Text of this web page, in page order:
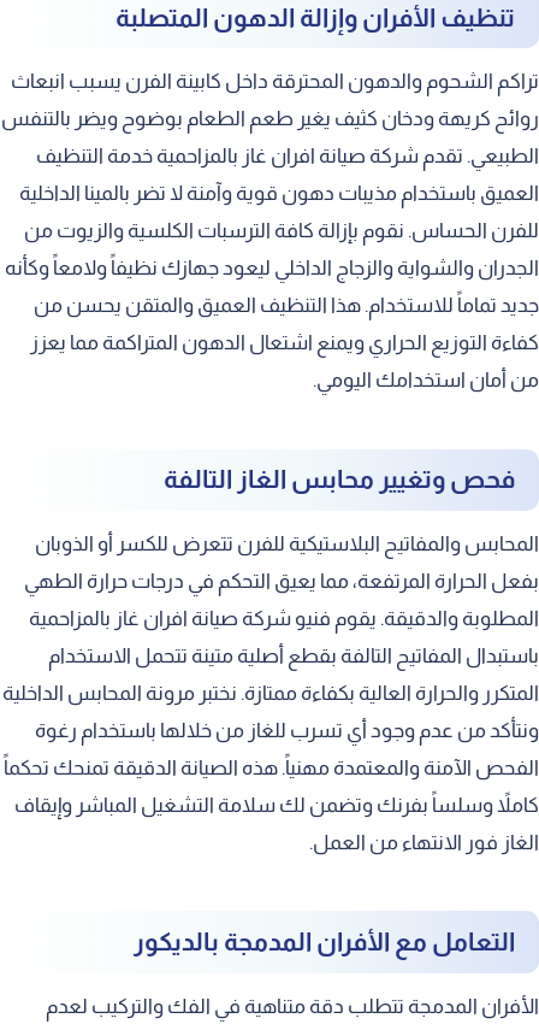
تنظيف الأفران وإزالة الدهون المتصلبة
تراكم الشحوم والدهون المحترقة داخل كابينة الفرن يسبب انبعاث
روائح كريهة ودخان كثيف يغير طعم الطعام بوضوح ويضر بالتنفس
الطبيعي. تقدم شركة صيانة افران غاز بالمزاحمية خدمة التنظيف
العميق باستخدام مذيبات دهون قوية وآمنة لا تضر بالمينا الداخلية
للفرن الحساس. نقوم بإزالة كافة الترسبات الكلسية والزيوت من
الجدران والشواية والزجاج الداخلي ليعود جهازك نظيفاً ولامعاً وكأنه
جديد تماماً للاستخدام. هذا التنظيف العميق والمتقن يحسن من
كفاءة التوزيع الحراري ويمنع اشتعال الدهون المتراكمة مما يعزز
من أمان استخدامك اليومي.
فحص وتغيير محابس الغاز التالفة
المحابس والمفاتيح البلاستيكية للفرن تتعرض للكسر أو الذوبان
بفعل الحرارة المرتفعة، مما يعيق التحكم في درجات حرارة الطهي
المطلوبة والدقيقة. يقوم فنيو شركة صيانة افران غاز بالمزاحمية
باستبدال المفاتيح التالفة بقطع أصلية متينة تتحمل الاستخدام
المتكرر والحرارة العالية بكفاءة ممتازة. نختبر مرونة المحابس الداخلية
ونتأكد من عدم وجود أي تسرب للغاز من خلالها باستخدام رغوة
الفحص الآمنة والمعتمدة مهنياً. هذه الصيانة الدقيقة تمنحك تحكماً
كاملاً وسلساً بفرنك وتضمن لك سلامة التشغيل المباشر وإيقاف
الغاز فور الانتهاء من العمل.
التعامل مع الأفران المدمجة بالديكور
الأفران المدمجة تتطلب دقة متناهية في الفك والتركيب لعدم